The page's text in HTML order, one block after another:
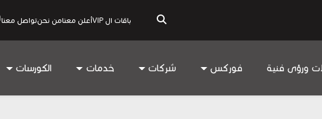
باقات ال VIP أعلن معنامن نحنتواصل معنا
ورؤى فنية فوركس شركات خدمات الكورسات